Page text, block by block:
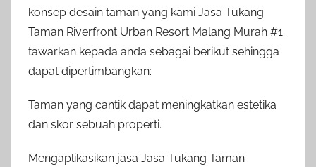
konsep desain taman yang kami Jasa Tukang
Taman Riverfront Urban Resort Malang Murah #1
tawarkan kepada anda sebagai berikut sehingga
dapat dipertimbangkan:
Taman yang cantik dapat meningkatkan estetika
dan skor sebuah properti.
Mengaplikasikan jasa Jasa Tukang Taman